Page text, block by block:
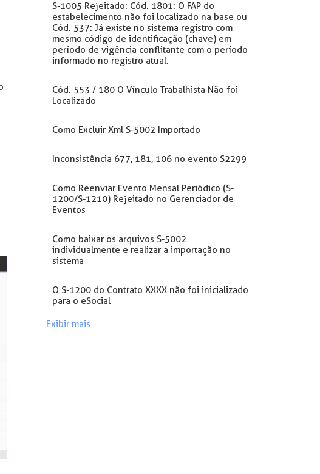
S-1005 Rejeitado: Cód. 1801: O FAP do
estabelecimento não foi localizado na base ou
Cód. 537: Já existe no sistema registro com
mesmo código de identificação (chave) em
período de vigência conflitante com o período
informado no registro atual.
Cód. 553 / 180 O Vínculo Trabalhista Não foi
Localizado
Como Excluir Xml S-5002 Importado
Inconsistência 677, 181, 106 no evento S2299
Como Reenviar Evento Mensal Periódico (S-
1200/S-1210) Rejeitado no Gerenciador de
Eventos
Como baixar os arquivos S-5002
individualmente e realizar a importação no
sistema
O S-1200 do Contrato XXXX não foi inicializado
para o eSocial
Exibir mais